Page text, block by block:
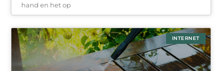
hand en het op
INTERNET